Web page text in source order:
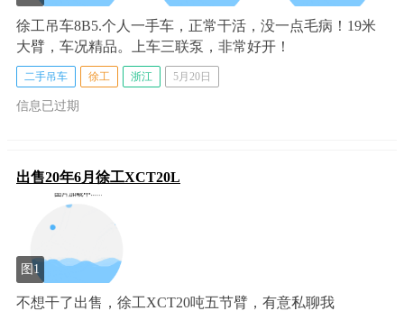
徐工吊车8B5.个人一手车，正常干活，没一点毛病！19米
大臂，车况精品。上车三联泵，非常好开！
二手吊车 徐工 浙江 5月20日
信息已过期
出售20年6月徐工XCT20L
图1
不想干了出售，徐工XCT20吨五节臂，有意私聊我